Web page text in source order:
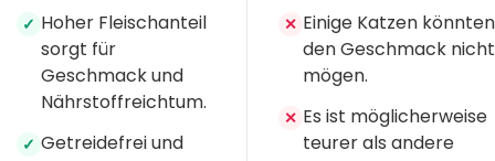
✓ Hoher Fleischanteil
sorgt für
Geschmack und
Nährstoffreichtum.
✓ Getreidefrei und
✕ Einige Katzen könnten
den Geschmack nicht
mögen.
✕ Es ist möglicherweise
teurer als andere